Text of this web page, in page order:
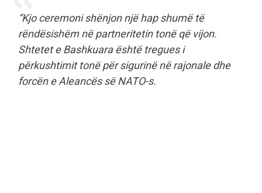
“Kjo ceremoni shënjon një hap shumë të
rëndësishëm në partneritetin tonë që vijon.
Shtetet e Bashkuara është tregues i
përkushtimit tonë për sigurinë në rajonale dhe
forcën e Aleancës së NATO-s.